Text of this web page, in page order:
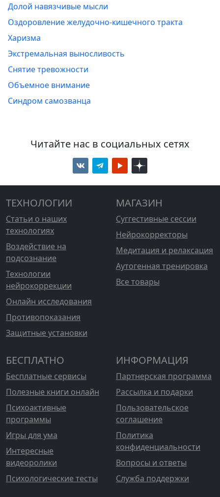
Долой навязчивые мысли
Оздоровление желудочно-кишечного тракта
Харизма
Экстремальная выносливость
Снятие тревожности
Объемное внимание
Синдром самозванца
Читайте нас в социальных сетях
ТЕХНОЛОГИИ
Статьи о наших
технологиях
Воздействие на
подсознание
Технологии
нейрокоррекции
Онлайн исследования
Противопоказания
Защитные установки
МАГАЗИН
Суггестивные сессии
Нейрокорректоры
Медитация и релаксация
Аутогенная тренировка
Все товары
БЕСПЛАТНО
Бесплатные сервисы
Полезные книги онлайн
Психоактивные
программы
Игры для ума
Интересные
видеоролики
Психологические тесты
ИНФОРМАЦИЯ
Партнерская программа
Рассылка и подарки
Пользовательское
соглашение
Политика
конфиденциальности
Вопросы и ответы
Служба поддержки